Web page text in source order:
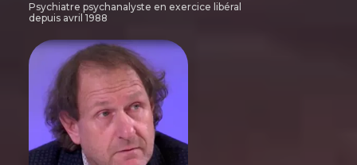
Psychiatre psychanalyste en exercice libéral
depuis avril 1988